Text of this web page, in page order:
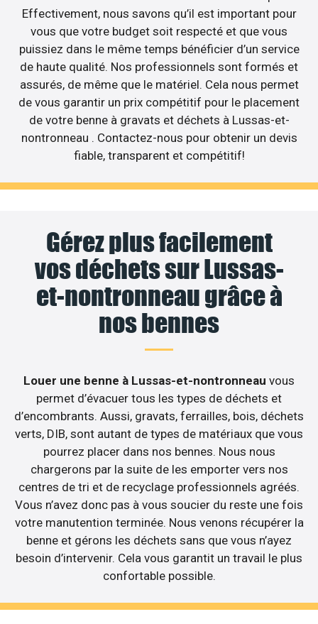
Effectivement, nous savons qu’il est important pour
vous que votre budget soit respecté et que vous
puissiez dans le même temps bénéficier d’un service
de haute qualité. Nos professionnels sont formés et
assurés, de même que le matériel. Cela nous permet
de vous garantir un prix compétitif pour le placement
de votre benne à gravats et déchets à Lussas-et-
nontronneau . Contactez-nous pour obtenir un devis
fiable, transparent et compétitif!
Gérez plus facilement
vos déchets sur Lussas-
et-nontronneau grâce à
nos bennes
Louer une benne à Lussas-et-nontronneau vous
permet d’évacuer tous les types de déchets et
d’encombrants. Aussi, gravats, ferrailles, bois, déchets
verts, DIB, sont autant de types de matériaux que vous
pourrez placer dans nos bennes. Nous nous
chargerons par la suite de les emporter vers nos
centres de tri et de recyclage professionnels agréés.
Vous n’avez donc pas à vous soucier du reste une fois
votre manutention terminée. Nous venons récupérer la
benne et gérons les déchets sans que vous n’ayez
besoin d’intervenir. Cela vous garantit un travail le plus
confortable possible.